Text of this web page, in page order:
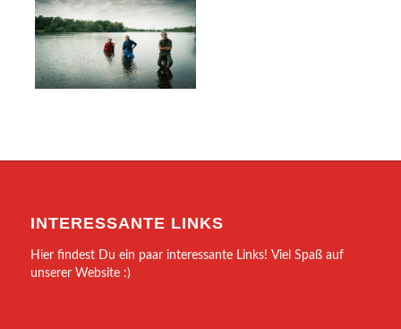
INTERESSANTE LINKS
Hier findest Du ein paar interessante Links! Viel Spaß auf
unserer Website :)